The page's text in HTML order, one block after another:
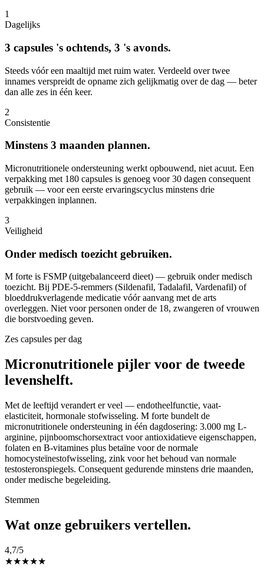
1
Dagelijks
3 capsules 's ochtends, 3 's avonds.
Steeds vóór een maaltijd met ruim water. Verdeeld over twee
innames verspreidt de opname zich gelijkmatig over de dag — beter
dan alle zes in één keer.
2
Consistentie
Minstens 3 maanden plannen.
Micronutritionele ondersteuning werkt opbouwend, niet acuut. Een
verpakking met 180 capsules is genoeg voor 30 dagen consequent
gebruik — voor een eerste ervaringscyclus minstens drie
verpakkingen inplannen.
3
Veiligheid
Onder medisch toezicht gebruiken.
M forte is FSMP (uitgebalanceerd dieet) — gebruik onder medisch
toezicht. Bij PDE-5-remmers (Sildenafil, Tadalafil, Vardenafil) of
bloeddrukverlagende medicatie vóór aanvang met de arts
overleggen. Niet voor personen onder de 18, zwangeren of vrouwen
die borstvoeding geven.
Zes capsules per dag
Micronutritionele pijler voor de tweede
levenshelft.
Met de leeftijd verandert er veel — endotheelfunctie, vaat-
elasticiteit, hormonale stofwisseling. M forte bundelt de
micronutritionele ondersteuning in één dagdosering: 3.000 mg L-
arginine, pijnboomschorsextract voor antioxidatieve eigenschappen,
folaten en B-vitamines plus betaïne voor de normale
homocysteïnestofwisseling, zink voor het behoud van normale
testosteronspiegels. Consequent gedurende minstens drie maanden,
onder medische begeleiding.
Stemmen
Wat onze gebruikers vertellen.
4,7/5
★★★★★